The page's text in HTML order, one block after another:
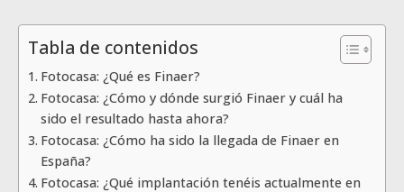
Tabla de contenidos
Fotocasa: ¿Qué es Finaer?
Fotocasa: ¿Cómo y dónde surgió Finaer y cuál ha
sido el resultado hasta ahora?
Fotocasa: ¿Cómo ha sido la llegada de Finaer en
España?
Fotocasa: ¿Qué implantación tenéis actualmente en